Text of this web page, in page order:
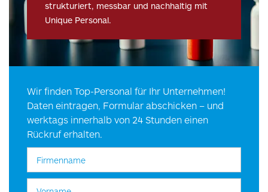
strukturiert, messbar und nachhaltig mit
Unique Personal.
Wir finden Top-Personal für Ihr Unternehmen!
Daten eintragen, Formular abschicken – und
werktags innerhalb von 24 Stunden einen
Rückruf erhalten.